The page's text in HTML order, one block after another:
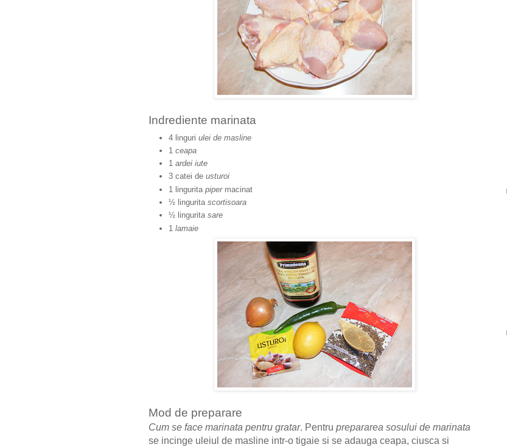
Indrediente marinata
4 linguri ulei de masline
1 ceapa
1 ardei iute
3 catei de usturoi
1 lingurita pipermacinat
½ lingurita scortisoara
½ lingurita sare
1 lamaie
Mod de preparare
Cum se face marinata pentru gratar. Pentru prepararea sosului de marinata
se incinge uleiul de masline intr-o tigaie si se adauga ceapa, ciusca si